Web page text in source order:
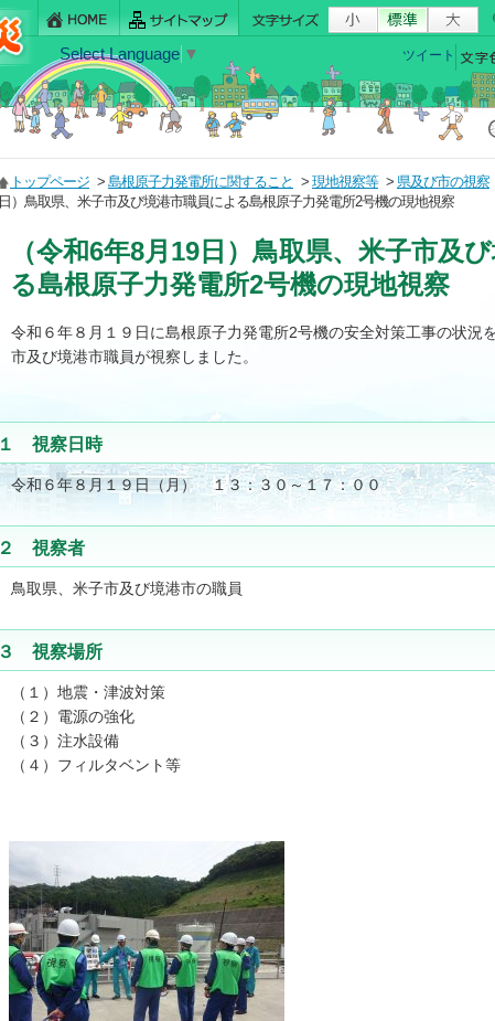
ツイート
Select Language ▼
トップページ > 島根原子力発電所に関すること > 現地視察等 > 県及び市の視察
日）鳥取県、米子市及び境港市職員による島根原子力発電所2号機の現地視察
（令和6年8月19日）鳥取県、米子市及
る島根原子力発電所2号機の現地視察
令和６年８月１９日に島根原子力発電所2号機の安全対策工事の状況
市及び境港市職員が視察しました。
１ 視察日時
令和６年８月１９日（月） １３：３０～１７：００
２ 視察者
鳥取県、米子市及び境港市の職員
３ 視察場所
（１）地震・津波対策
（２）電源の強化
（３）注水設備
（４）フィルタベント等